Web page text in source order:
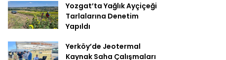
Yozgat’ta Yağlık Ayçiçeği
Tarlalarına Denetim
Yapıldı
Yerköy’de Jeotermal
Kaynak Saha Çalışmaları